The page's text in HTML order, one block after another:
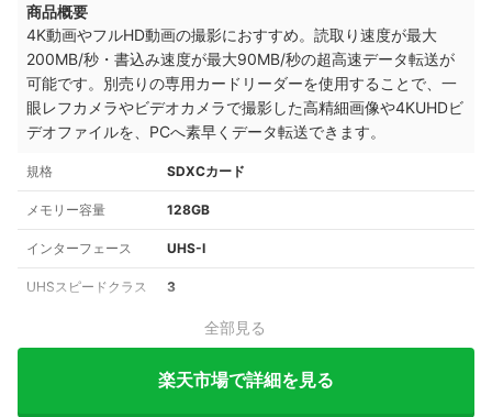
商品概要
4K動画やフルHD動画の撮影におすすめ。読取り速度が最大
200MB/秒・書込み速度が最大90MB/秒の超高速データ転送が
可能です。別売りの専用カードリーダーを使用することで、一
眼レフカメラやビデオカメラで撮影した高精細画像や4KUHDビ
デオファイルを、PCへ素早くデータ転送できます。
規格 SDXCカード
メモリー容量 128GB
インターフェース UHS-Ⅰ
UHSスピードクラス 3
全部見る
楽天市場で詳細を見る